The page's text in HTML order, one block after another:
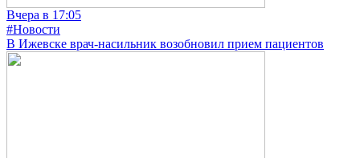
Вчера в 17:05
#Новости
В Ижевске врач-насильник возобновил прием пациентов